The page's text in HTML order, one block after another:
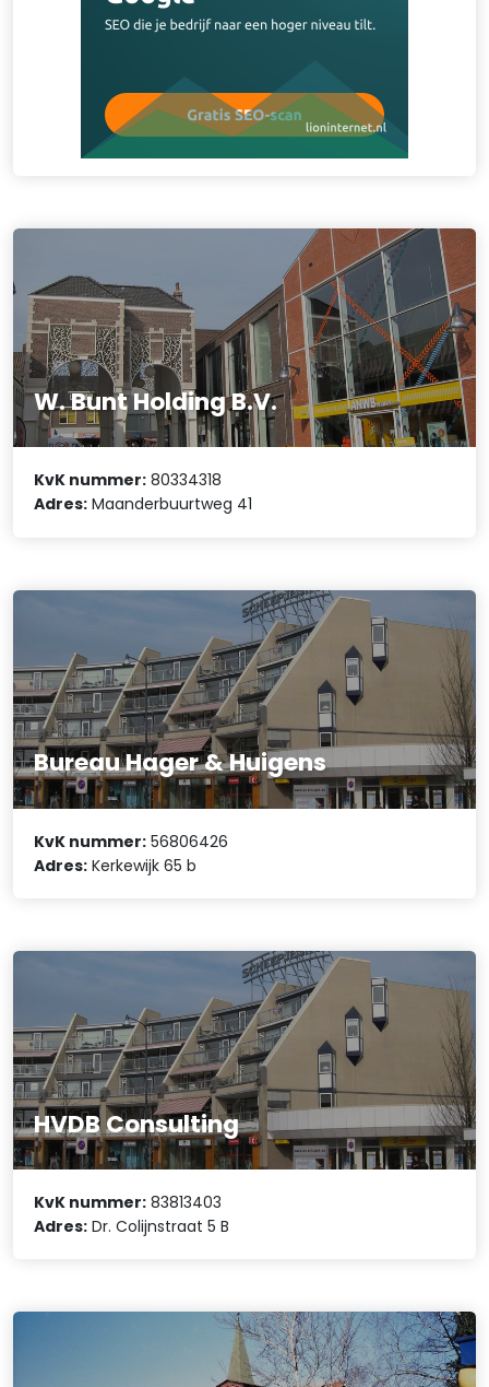
W. Bunt Holding B.V.
KvK nummer: 80334318
Adres: Maanderbuurtweg 41
Bureau Hager & Huigens
KvK nummer: 56806426
Adres: Kerkewijk 65 b
HVDB Consulting
KvK nummer: 83813403
Adres: Dr. Colijnstraat 5 B